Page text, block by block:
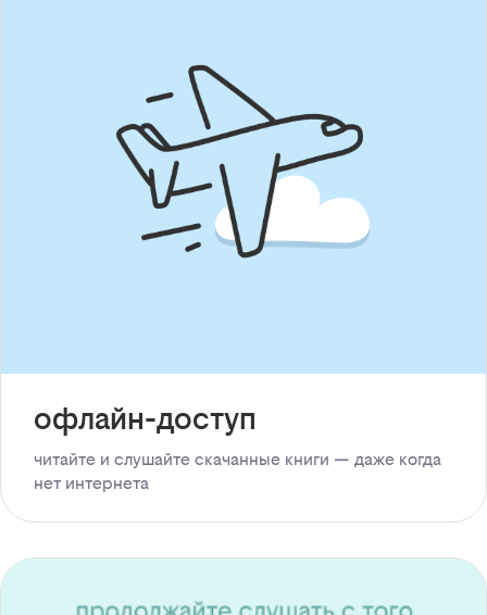
офлайн-доступ
читайте и слушайте скачанные книги — даже когда
нет интернета